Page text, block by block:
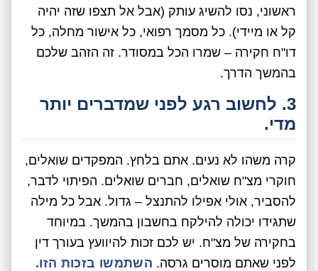
ראשוני, נסו להשיג עותק (אבל אל תצפו שזה יהיה
קל או מיידי). כל מסמך רפואי, כל אישור מחלה, כל
דו"ח חקירה – שמרו הכל במסודר. זה הזהב שלכם
בהמשך הדרך.
3. לחשוב רגע לפני שמדברים יותר
מדי.
קרה משהו לא נעים. אתם בלחץ. המפקדים שואלים,
חוקרי מצ"ח שואלים, חברים שואלים. הפיתוי לדבר,
להסביר, אולי אפילו להתנצל – גדול. אבל כל מילה
שתגידו יכולה להילקח בחשבון בהמשך. במיוחד
בחקירה של מצ"ח. יש לכם זכות להיוועץ בעורך דין
לפני שאתם מוסרים גרסה. השתמשו בזכות הזו.